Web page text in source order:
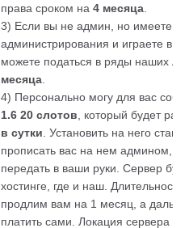
права сроком на 4 месяца
3) Если вы не админ, но имеете
администрирования и играете в
можете податься в ряды наших
месяца
4) Персонально могу для вас
1.6 20 слотов , который будет
в сутки . Установить на него
прописать вас на нем админом,
передать в ваши руки. Сервер
хостинге, где и наш.
продлим вам на 1 месяц, а
платить сами. Локация сервера -